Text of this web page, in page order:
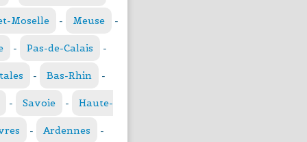
Moselle - Meuse -
- Pas-de-Calais -
- Bas-Rhin -
- Savoie - Haute-
- Ardennes -